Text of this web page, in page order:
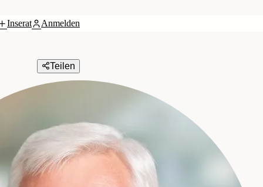
Inserat Anmelden
Teilen